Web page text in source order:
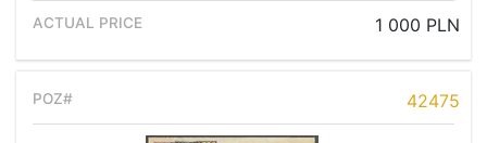
1 000 PLN
42475